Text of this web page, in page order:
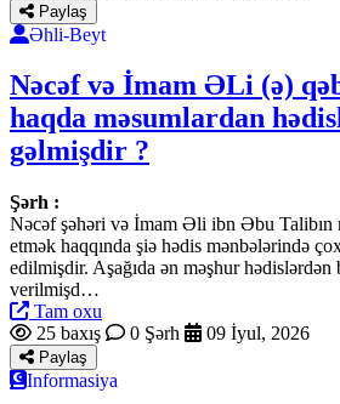
Paylaş
Əhli-Beyt
Nəcəf və İmam ƏLi (ə)
haqda məsumlardan
gəlmişdir ?
Şərh :
Nəcəf şəhəri və İmam Əli ibn Əbu Talibın
etmək haqqında şiə hədis mənbələrində
edilmişdir. Aşağıda ən məşhur
verilmişd…
Tam oxu
25 baxış
0 Şərh 09 İyul, 2026
Paylaş
Informasiya